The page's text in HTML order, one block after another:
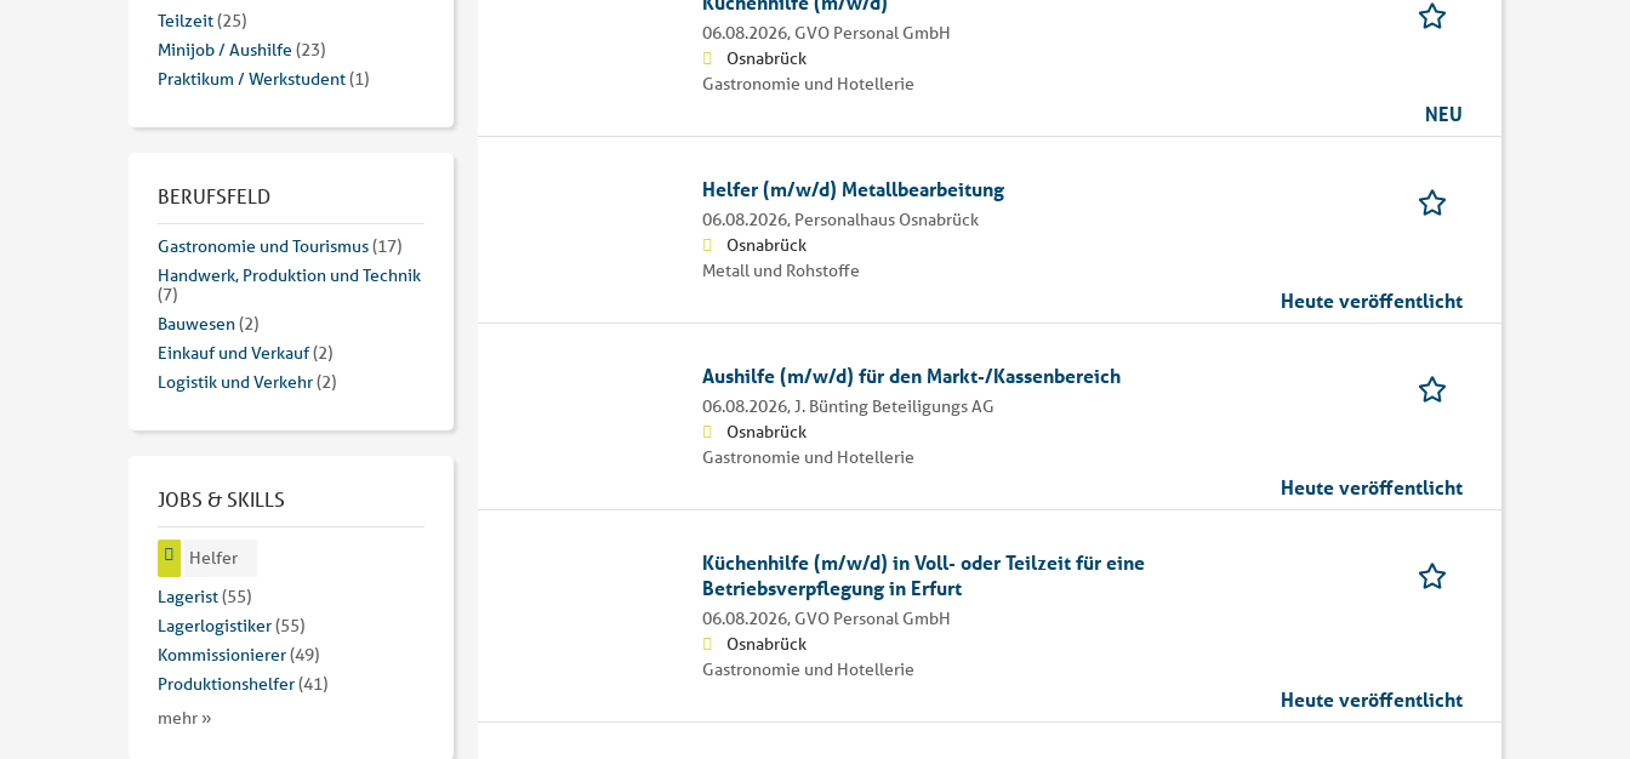
06.08.2026, GVO Personal GmbH
Osnabrück
Gastronomie und Hotellerie
NEU
Helfer (m/w/d) Metallbearbeitung
06.08.2026, Personalhaus Osnabrück
Osnabrück
Metall und Rohstoffe
Heute veröffentlicht
Aushilfe (m/w/d) für den Markt-/Kassenbereich
06.08.2026, J. Bünting Beteiligungs AG
Osnabrück
Gastronomie und Hotellerie
Heute veröffentlicht
Küchenhilfe (m/w/d) in Voll- oder Teilzeit für eine
Betriebsverpflegung in Erfurt
06.08.2026, GVO Personal GmbH
Osnabrück
Gastronomie und Hotellerie
Heute veröffentlicht
Teilzeit(25)
Minijob / Aushilfe (23)
Praktikum / Werkstudent(1)
BERUFSFELD
Gastronomie und Tourismus(17)
Handwerk, Produktion und Technik
(7)
Bauwesen(2)
Einkauf und Verkauf(2)
Logistik und Verkehr(2)
JOBS & SKILLS
Helfer
Lagerist(55)
Lagerlogistiker(55)
Kommissionierer(49)
Produktionshelfer(41)
mehr »